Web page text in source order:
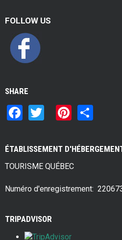
FOLLOW US
SHARE
F
a
ce
b
o
o
wi
tt
er
Pi
nt
er
es
t
ar
e
ÉTABLISSEMENT
TOURISME QUÉBEC
Numéro d'enregistrement:
TRIPADVISOR